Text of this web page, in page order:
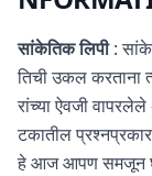
सांकेतिक लिपी:
तिची उकल करताना
रांच्या ऐवजी वापरलेले
टकातील
हे आज आपण समजून